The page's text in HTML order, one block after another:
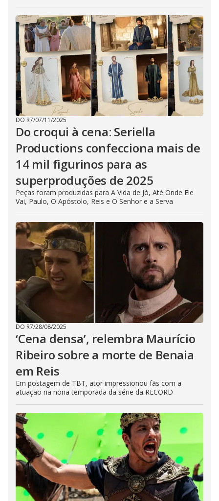
DO R7/07/11/2025
Do croqui à cena: Seriella
Productions confecciona mais de
14 mil figurinos para as
superproduções de 2025
Peças foram produzidas para A Vida de Jó, Até Onde Ele
Vai, Paulo, O Apóstolo, Reis e O Senhor e a Serva
DO R7/28/08/2025
‘Cena densa’, relembra Maurício
Ribeiro sobre a morte de Benaia
em Reis
Em postagem de TBT, ator impressionou fãs com a
atuação na nona temporada da série da RECORD